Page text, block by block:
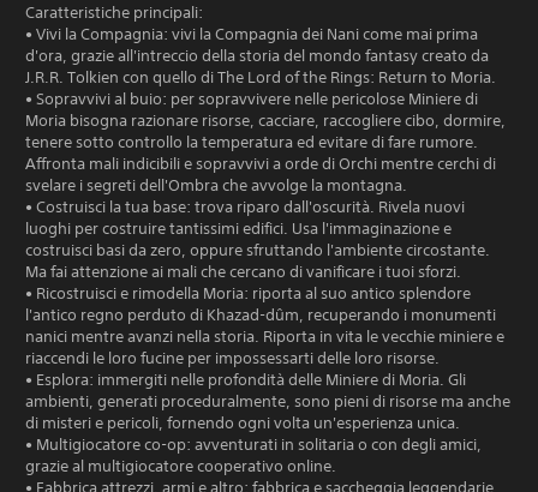
Caratteristiche principali:
• Vivi la Compagnia: vivi la Compagnia dei Nani come mai prima
d'ora, grazie all'intreccio della storia del mondo fantasy creato da
J.R.R. Tolkien con quello di The Lord of the Rings: Return to Moria.
• Sopravvivi al buio: per sopravvivere nelle pericolose Miniere di
Moria bisogna razionare risorse, cacciare, raccogliere cibo, dormire,
tenere sotto controllo la temperatura ed evitare di fare rumore.
Affronta mali indicibili e sopravvivi a orde di Orchi mentre cerchi di
svelare i segreti dell'Ombra che avvolge la montagna.
• Costruisci la tua base: trova riparo dall'oscurità. Rivela nuovi
luoghi per costruire tantissimi edifici. Usa l'immaginazione e
costruisci basi da zero, oppure sfruttando l'ambiente circostante.
Ma fai attenzione ai mali che cercano di vanificare i tuoi sforzi.
• Ricostruisci e rimodella Moria: riporta al suo antico splendore
l'antico regno perduto di Khazad-dûm, recuperando i monumenti
nanici mentre avanzi nella storia. Riporta in vita le vecchie miniere e
riaccendi le loro fucine per impossessarti delle loro risorse.
• Esplora: immergiti nelle profondità delle Miniere di Moria. Gli
ambienti, generati proceduralmente, sono pieni di risorse ma anche
di misteri e pericoli, fornendo ogni volta un'esperienza unica.
• Multigiocatore co-op: avventurati in solitaria o con degli amici,
grazie al multigiocatore cooperativo online.
• Fabbrica attrezzi, armi e altro: fabbrica e saccheggia leggendarie